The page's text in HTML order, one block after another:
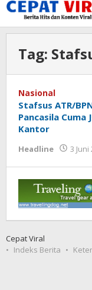
Lewati
konten
Tag:
Nasional
Stafsus ATR/
Pancasila Cuma
Kantor
Headline 3 Juni
Cepat Viral
Indeks Berita